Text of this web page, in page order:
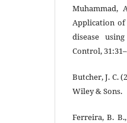
Muhammad,
Application
disease
Control,
Butcher, J. C.
Wiley & Sons.
Ferreira, B.